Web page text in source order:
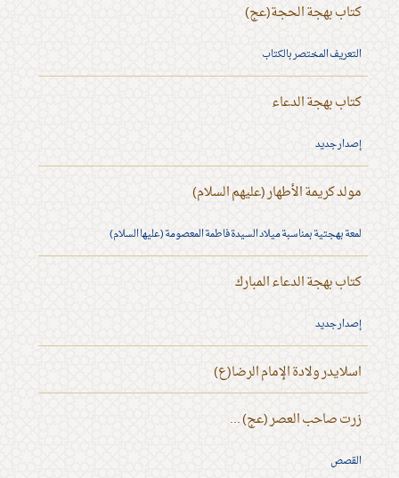
كتاب بهجة الحجة(عج)
التعريف المختصر بالكتاب
كتاب بهجة الدعاء
إصدار جديد
مولد كريمة الأطهار (عليهم السلام)
لمعة بهجتية بمناسبة ميلاد السيدة فاطمة المعصومة (عليها السلام)
كتاب بهجة الدعاء المبارك
إصدار جديد
اسلايدر ولادة الإمام الرضا(ع)
زرت صاحب العصر (عج) ...
القصص